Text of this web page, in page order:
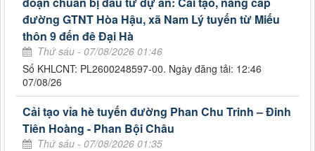
đường GTNT Hòa Hậu, xã Nam Lý tuyến từ Miếu
thôn 9 đến đê Đại Hà
Thứ sáu - 07/08/2026 01:46
Số KHLCNT: PL2600248597-00. Ngày đăng tải: 12:46
07/08/26
Cải tạo vỉa hè tuyến đường Phan Chu Trinh – Đinh
Tiên Hoàng - Phan Bội Châu
Thứ sáu - 07/08/2026 01:35